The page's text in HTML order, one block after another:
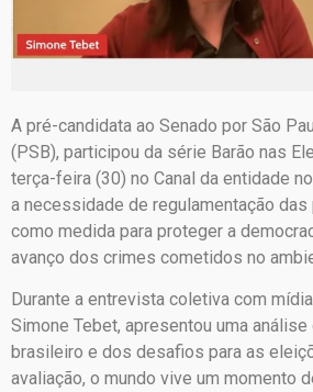
A pré-candidata ao Senado por São
(PSB), participou da série Barão nas
terça-feira (30) no Canal da entidade
a necessidade de regulamentação
como medida para proteger a
avanço dos crimes cometidos no
Durante a entrevista coletiva com
Simone Tebet, apresentou uma
brasileiro e dos desafios para as
avaliação, o mundo vive um momento